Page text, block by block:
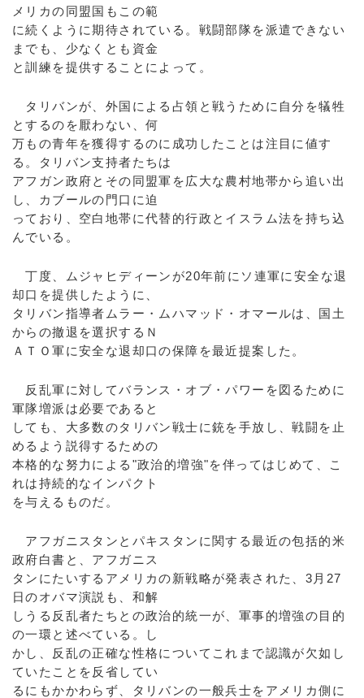
メリカの同盟国もこの範
に続くように期待されている。戦闘部隊を派遣できない
までも、少なくとも資金
と訓練を提供することによって。
タリバンが、外国による占領と戦うために自分を犠牲
とするのを厭わない、何
万もの青年を獲得するのに成功したことは注目に値す
る。タリバン支持者たちは
アフガン政府とその同盟軍を広大な農村地帯から追い出
し、カブールの門口に迫
っており、空白地帯に代替的行政とイスラム法を持ち込
んでいる。
丁度、ムジャヒディーンが20年前にソ連軍に安全な退
却口を提供したように、
タリバン指導者ムラー・ムハマッド・オマールは、国土
からの撤退を選択するＮ
ＡＴＯ軍に安全な退却口の保障を最近提案した。
反乱軍に対してバランス・オブ・パワーを図るために
軍隊増派は必要であると
しても、大多数のタリバン戦士に銃を手放し、戦闘を止
めるよう説得するための
本格的な努力による"政治的増強"を伴ってはじめて、こ
れは持続的なインパクト
を与えるものだ。
アフガニスタンとパキスタンに関する最近の包括的米
政府白書と、アフガニス
タンにたいするアメリカの新戦略が発表された、3月27
日のオバマ演説も、和解
しうる反乱者たちとの政治的統一が、軍事的増強の目的
の一環と述べている。し
かし、反乱の正確な性格についてこれまで認識が欠如し
ていたことを反省してい
るにもかかわらず、タリバンの一般兵士をアメリカ側に